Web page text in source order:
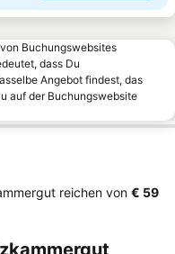
Buchungswebsites
dass Du
Angebot findest, das
auf der Buchungswebsite
reichen von ‎€ 59